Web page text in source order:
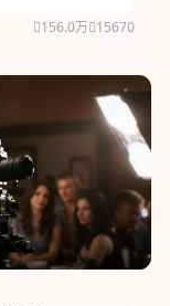
156.0万 15670